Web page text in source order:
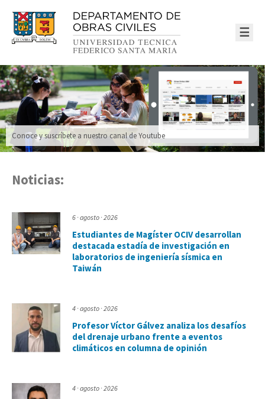
☰
Conoce y suscríbete a nuestro canal de Youtube
Noticias:
6 · agosto · 2026
Estudiantes de Magíster OCIV desarrollan
destacada estadía de investigación en
laboratorios de ingeniería sísmica en
Taiwán
4 · agosto · 2026
Profesor Víctor Gálvez analiza los desafíos
del drenaje urbano frente a eventos
climáticos en columna de opinión
4 · agosto · 2026